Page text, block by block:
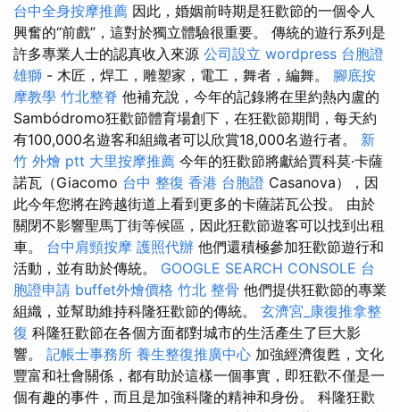
台中全身按摩推薦 因此，婚姻前時期是狂歡節的一個令人
興奮的“前戲”，這對於獨立體驗很重要。 傳統的遊行系列是
許多專業人士的認真收入來源 公司設立 wordpress 台胞證
雄獅 - 木匠，焊工，雕塑家，電工，舞者，編舞。 腳底按
摩教學 竹北整脊 他補充說，今年的記錄將在里約熱內盧的
Sambódromo狂歡節體育場創下，在狂歡節期間，每天約
有100,000名遊客和組織者可以欣賞18,000名遊行者。 新
竹 外燴 ptt 大里按摩推薦 今年的狂歡節將獻給賈科莫·卡薩
諾瓦（Giacomo 台中 整復 香港 台胞證 Casanova），因
此今年您將在跨越街道上看到更多的卡薩諾瓦公投。 由於
關閉不影響聖馬丁街等候區，因此狂歡節遊客可以找到出租
車。 台中肩頸按摩 護照代辦 他們還積極參加狂歡節遊行和
活動，並有助於傳統。 GOOGLE SEARCH CONSOLE 台
胞證申請 buffet外燴價格 竹北 整骨 他們提供狂歡節的專業
組織，並幫助維持科隆狂歡節的傳統。 玄濟宮_康復推拿整
復 科隆狂歡節在各個方面都對城市的生活產生了巨大影
響。 記帳士事務所 養生整復推廣中心 加強經濟復甦，文化
豐富和社會關係，都有助於這樣一個事實，即狂歡不僅是一
個有趣的事件，而且是加強科隆的精神和身份。 科隆狂歡